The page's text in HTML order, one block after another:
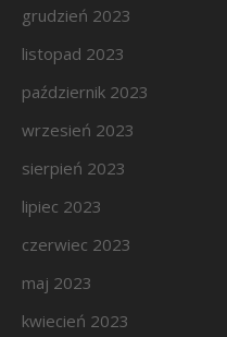
grudzień 2023
listopad 2023
październik 2023
wrzesień 2023
sierpień 2023
lipiec 2023
czerwiec 2023
maj 2023
kwiecień 2023